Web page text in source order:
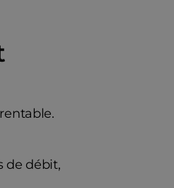
de débit,